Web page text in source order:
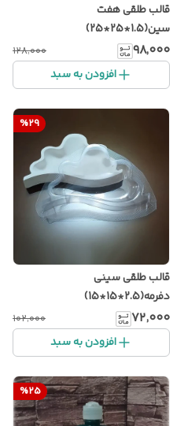
قالب طلقی هفت
سین(1.5*25*25)
۹۸٬۰۰۰ ۱۲۸٬۰۰۰
افزودن به سبد
%29
قالب طلقی سینی
دفرمه(2.5*15*15)
۷۲٬۰۰۰ ۱۰۲٬۰۰۰
افزودن به سبد
%25